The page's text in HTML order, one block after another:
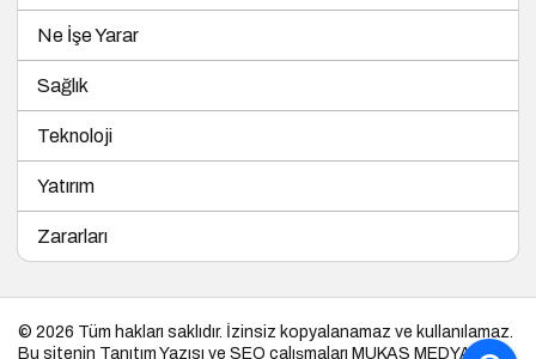
Ne İşe Yarar
Sağlık
Teknoloji
Yatırım
Zararları
© 2026 Tüm hakları saklıdır. İzinsiz kopyalanamaz ve kullanılamaz.
Bu sitenin Tanıtım Yazısı ve SEO çalışmaları MUKAS MEDYA